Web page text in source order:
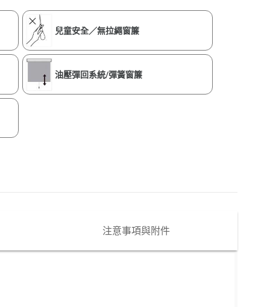
兒童安全／無拉繩窗簾
油壓彈回系統/彈簧窗簾
注意事項與附件